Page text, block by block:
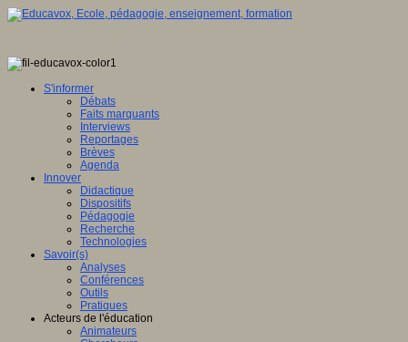
S'informer
Débats
Faits marquants
Interviews
Reportages
Brèves
Agenda
Innover
Didactique
Dispositifs
Pédagogie
Recherche
Technologies
Savoir(s)
Analyses
Conférences
Outils
Pratiques
Acteurs de l'éducation
Animateurs